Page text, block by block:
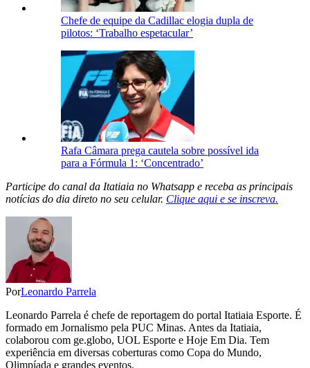
Chefe de equipe da Cadillac elogia dupla de
pilotos: ‘Trabalho espetacular’
Rafa Câmara prega cautela sobre possível ida
para a Fórmula 1: ‘Concentrado’
Participe do canal da Itatiaia no Whatsapp e receba as principais
notícias do dia direto no seu celular. Clique aqui e se inscreva.
PorLeonardo Parrela
Leonardo Parrela é chefe de reportagem do portal Itatiaia Esporte. É
formado em Jornalismo pela PUC Minas. Antes da Itatiaia,
colaborou com ge.globo, UOL Esporte e Hoje Em Dia. Tem
experiência em diversas coberturas como Copa do Mundo,
Olimpíada e grandes eventos.